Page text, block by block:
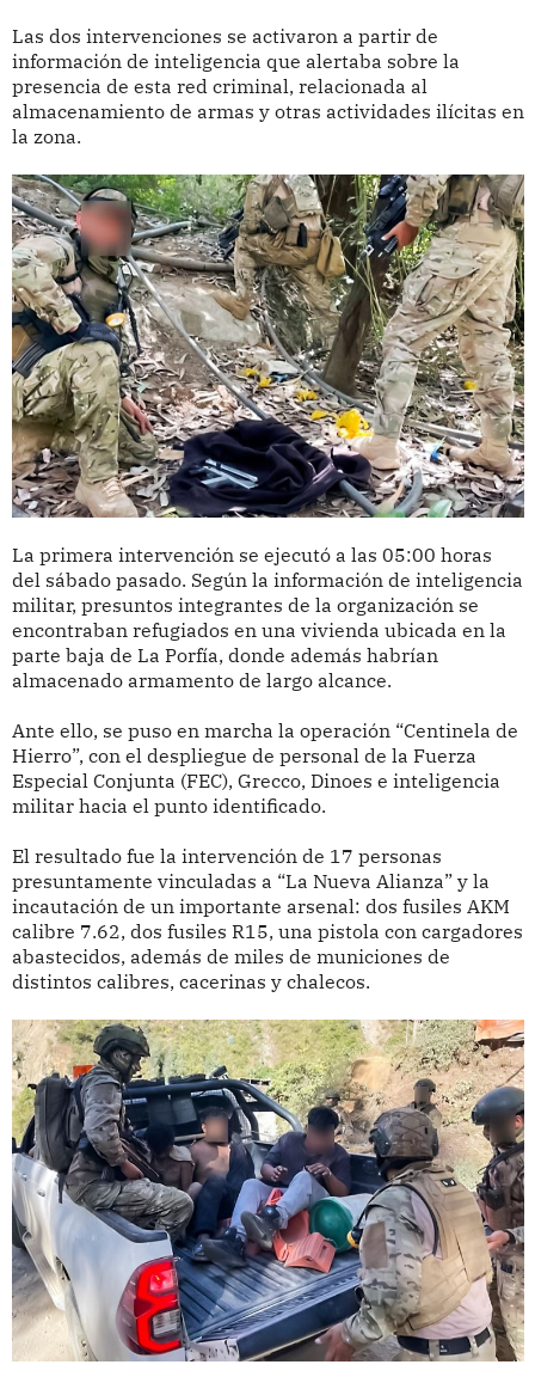
Las dos intervenciones se activaron a partir de
información de inteligencia que alertaba sobre la
presencia de esta red criminal, relacionada al
almacenamiento de armas y otras actividades ilícitas en
la zona.
La primera intervención se ejecutó a las 05:00 horas
del sábado pasado. Según la información de inteligencia
militar, presuntos integrantes de la organización se
encontraban refugiados en una vivienda ubicada en la
parte baja de La Porfía, donde además habrían
almacenado armamento de largo alcance.
Ante ello, se puso en marcha la operación “Centinela de
Hierro”, con el despliegue de personal de la Fuerza
Especial Conjunta (FEC), Grecco, Dinoes e inteligencia
militar hacia el punto identificado.
El resultado fue la intervención de 17 personas
presuntamente vinculadas a “La Nueva Alianza” y la
incautación de un importante arsenal: dos fusiles AKM
calibre 7.62, dos fusiles R15, una pistola con cargadores
abastecidos, además de miles de municiones de
distintos calibres, cacerinas y chalecos.